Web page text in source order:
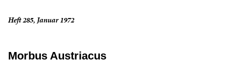
Heft 285, Januar 1972
Morbus Austriacus